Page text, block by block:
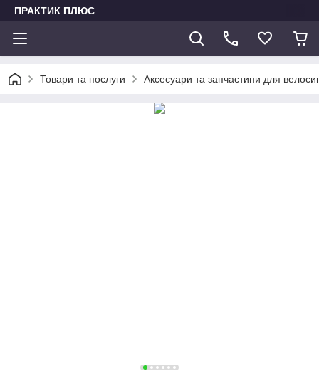
ПРАКТИК ПЛЮС
Товари та послуги Аксесуари та запчастини для